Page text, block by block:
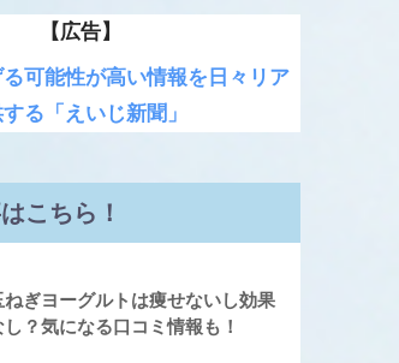
【広告】
可能性が高い情報を日々リア
る「えいじ新聞」
こちら！
ねぎヨーグルトは痩せないし効果
し？気になる口コミ情報も！